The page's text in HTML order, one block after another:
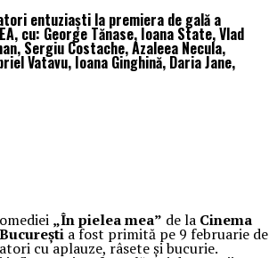
entuziaști la premiera de gală a
cu: George Tănase, Ioana State, Vlad
Sergiu Costache, Azaleea Necula,
Vatavu, Ioana Ginghină, Daria Jane,
„În pielea mea” de la Cinema
a fost primită pe 9 februarie de
cu aplauze, râsete și bucurie.